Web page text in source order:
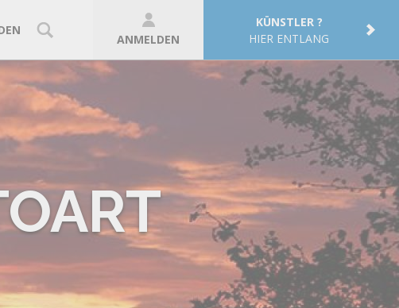
ANMELDEN
KÜNSTLER ?
HIER ENTLANG